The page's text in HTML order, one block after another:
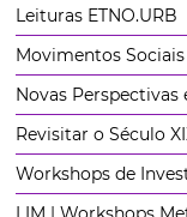
Leituras ETNO.URB
Movimentos
Novas
Revisitar o Século
Workshops de